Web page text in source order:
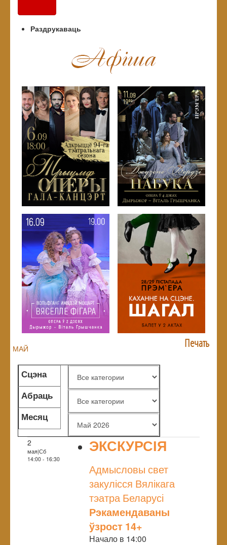
Раздрукаваць
МАЙ
Сцэна
Абраць
жанр
Месяц
Печать
2
мая|Сб
14:00 - 16:30
ЭКСКУРСІЯ
Адмысловы свет
закулісся Вялікага
тэатра Беларусі
Рэкамендаваны
ўзрост 14+
Начало в 14:00